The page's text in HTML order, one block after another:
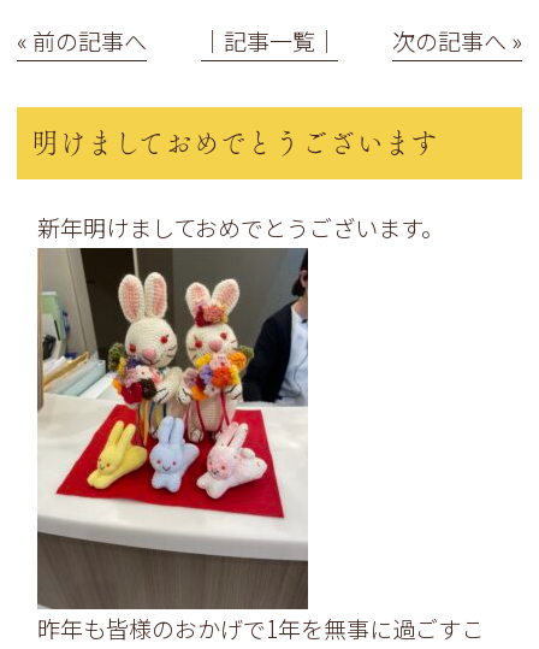
« 前の記事へ │記事一覧│ 次の記事へ »
明けましておめでとうございます
新年明けましておめでとうございます。
昨年も皆様のおかげで1年を無事に過ごすこ